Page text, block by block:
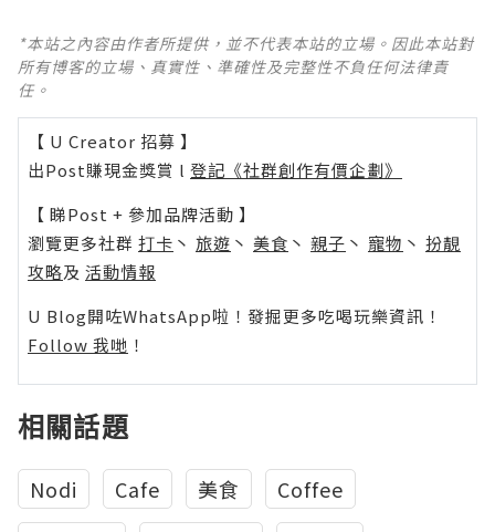
*本站之內容由作者所提供，並不代表本站的立場。因此本站對
所有博客的立場、真實性、準確性及完整性不負任何法律責
任。
【 U Creator 招募 】
出Post賺現金獎賞 l 登記《社群創作有價企劃》
【 睇Post + 參加品牌活動 】
瀏覽更多社群 打卡 丶 旅遊 丶 美食 丶 親子 丶 寵物 丶 扮靚
攻略及 活動情報
U Blog開咗WhatsApp啦！發掘更多吃喝玩樂資訊！
Follow 我哋 ！
相關話題
Nodi Cafe 美食
Coffee